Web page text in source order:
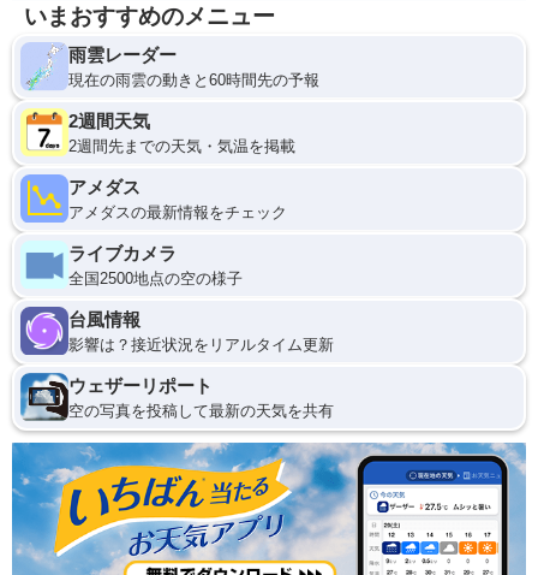
いまおすすめのメニュー
雨雲レーダー
現在の雨雲の動きと60時間先の予報
2週間天気
2週間先までの天気・気温を掲載
アメダス
アメダスの最新情報をチェック
ライブカメラ
全国2500地点の空の様子
台風情報
影響は？接近状況をリアルタイム更新
ウェザーリポート
空の写真を投稿して最新の天気を共有